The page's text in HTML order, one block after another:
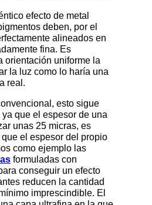
efecto de metal
deben, por el
alineados en
fina. Es
orientación uniforme la
la luz como lo haría una
real.
esto sigue
que el espesor de una
unas 25 micras, es
el espesor del propio
como ejemplo las
formuladas con
conseguir un efecto
reducen la cantidad
imprescindible. El